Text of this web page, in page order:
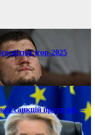
ігор-2025
санкцій проти рф, –